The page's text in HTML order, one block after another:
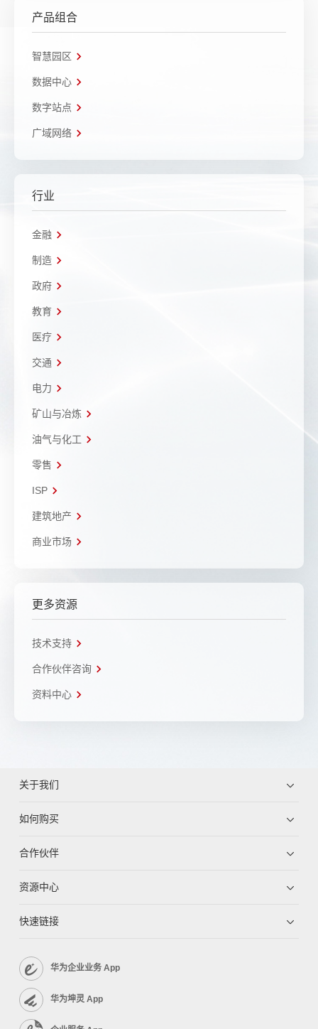
产品组合
智慧园区
数据中心
数字站点
广域网络
行业
金融
制造
政府
教育
医疗
交通
电力
矿山与冶炼
油气与化工
零售
ISP
建筑地产
商业市场
更多资源
技术支持
合作伙伴咨询
资料中心
关于我们
如何购买
合作伙伴
资源中心
快速链接
华为企业业务 App
华为坤灵 App